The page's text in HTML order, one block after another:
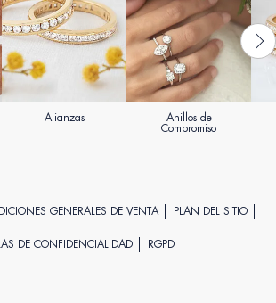
Alianzas Anillos de
Compromiso
GENERALES DE VENTA PLAN DEL SITIO
DE CONFIDENCIALIDAD RGPD